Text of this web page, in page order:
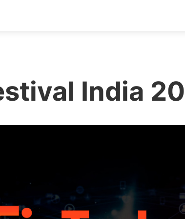
India